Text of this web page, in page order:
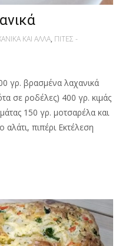
ΚΑΙ ΑΛΛΑ, ΠΙΤΕΣ -
γρ. βρασμένα λαχανικά
σε ροδέλες) 400 γρ. κιμάς
150 γρ. μοτσαρέλα και
αλάτι, πιπέρι Εκτέλεση